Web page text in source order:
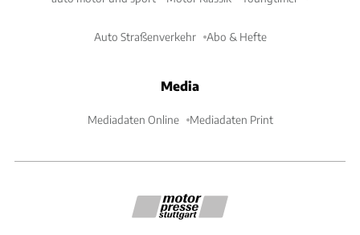
Auto Straßenverkehr Abo & Hefte
Media
Mediadaten Online Mediadaten Print